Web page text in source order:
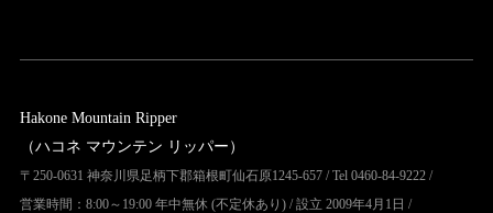
Hakone Mountain Ripper
（ハコネ マウンテン リッパー）
〒250-0631 神奈川県足柄下郡箱根町仙石原1245-657 / Tel 0460-84-9222 /
営業時間：8:00～19:00 年中無休 (不定休あり) / 設立 2009年4月1日 /